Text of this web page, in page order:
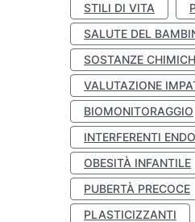
STILI DI VITA
SALUTE DEL
SOSTANZE
VALUTAZIONE
BIOMONITORAGGIO
INTERFERENTI
OBESITÀ INFANTILE
PUBERTÀ PRECOCE
PLASTICIZZANTI